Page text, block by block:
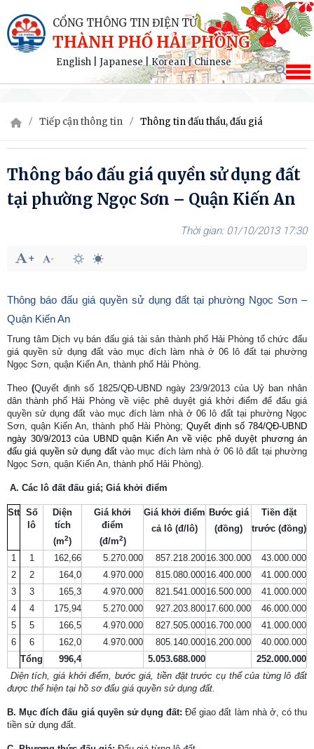
CỔNG THÔNG TIN ĐIỆN TỬ
THÀNH PHỐ HẢI PHÒNG
English Japanese|Korean|Chinese
Tiếp cận thông tin Thông tin đấu thầu, đấu giá
Thông báo đấu giá quyền sử dụng đất
tại phường Ngọc Sơn – Quận Kiến An
01/10/2013 17:30
Thông báo đấu giá quyền sử dụng đất tại phường Ngọc Sơn –
Quận Kiến An
Trung tâm Dịch vụ bán đấu giá tài sản thành phố Hải Phòng tổ chức đấu
giá quyền sử dụng đất vào mục đích làm nhà ở 06 lô đất tại phường
Ngọc Sơn, quận Kiến An, thành phố Hải Phòng.
Theo (Quyết định số 1825/QĐ-UBND ngày 23/9/2013 của Uỷ ban nhân
dân thành phố Hải Phòng về việc phê duyệt giá khởi điểm để đấu giá
quyền sử dụng đất vào mục đích làm nhà ở 06 lô đất tại phường Ngọc
Sơn, quận Kiến An, thành phố Hải Phòng; Quyết định số 784/QĐ-UBND
ngày 30/9/2013 của UBND quận Kiến An về việc phê duyệt phương án
đấu giá quyền sử dụng đất vào mục đích làm nhà ở 06 lô đất tại phường
Ngọc Sơn, quận Kiến An, thành phố Hải Phòng).
A. Các lô đất đấu giá; Giá khởi điểm
Stt Số
lô
Diện
tích
(m2)
Giá khởi
điểm
(đ/m2)
Giá khởi điểm
cả lô (đ/lô)
Bước giá
(đồng)
Tiền đặt
trước (đồng)
1 1 162,66 5.270.000 857.218.20016.300.000
43.000.000
2
2 164,0 4.970.000 815.080.00016.400.000
41.000.000
3
3 165,3 4.970.000 821.541.00016.500.000
41.000.000
4
4 175,94 5.270.000 927.203.80017.600.000
46.000.000
5
5 166,5 4.970.000 827.505.00016.700.000
41.000.000
6
6 162,0 4.970.000 805.140.00016.200.000
40.000.000
Tổng
996,4 5.053.688.000
252.000.000
Diện tích, giá khởi điểm, bước giá, tiền đặt trước cụ thể của từng lô đất
được thể hiện tại hồ sơ đấu giá quyền sử dụng đất.
B. Mục đích đấu giá quyền sử dụng đất: Để giao đất làm nhà ở, có thu
tiền sử dụng đất.